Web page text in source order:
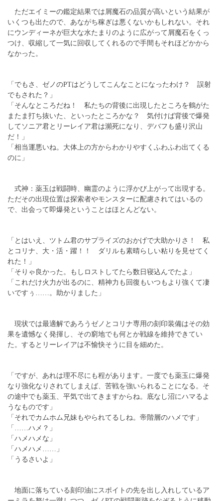
ただエイミーの鑑定結果では屑魔石の品質が高いという結果が
いくつも出たので、あながち稼ぎは悪くないかもしれない。それ
にウンディーネが巨大な水たまりのように広がって屑魔石をくっ
つけ、収縮して一気に回収してくれるので手間もそれほどかから
なかった。
「でもさ、ゼノのPTはどうしてこんなことになったわけ？ 誤射
でもされた？」
「そんなところだね！ 私たちの背後に出現したところを鶴がた
またま打ち抜いた、といったところかな？ 気付けば背後で爆発
してソニア君とリーレイア君は瀕死になり、デバフも盛り沢山
だ！」
「相当運悪いね。大体上の方からわかりやすくふわふわ出てくる
のに」
式神：薬玉は戦闘時、幽霊のように浮かび上がって出現する。
ただその出現位置は探索者やモンスターに配慮されてはいるの
で、出会って即爆発ということはほとんどない。
「とはいえ、ツトム君のサプライズのおかげで大助かりさ！ 私
とコリナ、大・活・躍！！ ダリルも素晴らしい粘りを見せてく
れた！」
「そりゃ良かった。もしロストしてたら数日寝込んでたよ」
「これだけ火力が出るのに、精神力も回復もいつもより強くて凄
いですぅ……。助かりました」
現状では最適解であろうゼノとコリナ専用の刻印装備はその効
果を遺憾なく発揮し、その窮地でも何とか戦線を維持できてい
た。するとリーレイアは不愉快そうに目を細めた。
「ですが、あれは理不尽にも程があります。一度でも薬玉に爆発
なり強化なりされてしまえば、苦戦を強いられることになる。そ
の途中でも薬玉、平気で出てきますからね。底なし沼にハマるよ
うなものです」
「それでカムホム兄妹もやられてるしね。帝階層のハメです」
「……ハメ？」
「ハメハメな」
「ハメハメ……」
「うるさいよ」
地面に落ちている刻印油にスポイトの先を出し入れしているア